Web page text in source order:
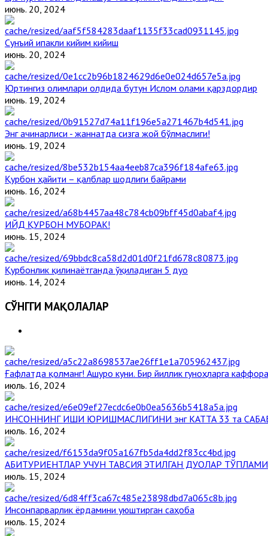
июнь. 20, 2024
Сунъий ипакли кийим кийиш
июнь. 20, 2024
Юртингиз олимлари олдида бутун Ислом олами қарздордир
июнь. 19, 2024
Энг ачинарлиси - жаннатда сизга жой бўлмаслиги!
июнь. 19, 2024
Қурбон ҳайити – қалблар шодлиги байрами
июнь. 16, 2024
ИЙД ҚУРБОН МУБОРАК!
июнь. 15, 2024
Қурбонлик қилинаётганда ўқиладиган 5 дуо
июнь. 14, 2024
СЎНГГИ МАҚОЛАЛАР
Ғафлатда қолманг! Ашуро куни. Бир йиллик гуноҳларга
июль. 16, 2024
ИНСОННИНГ ИШИ ЮРИШМАСЛИГИНИ энг КАТТА 33 та
июль. 16, 2024
АБИТУРИЕНТЛАР УЧУН ТАВСИЯ ЭТИЛГАН ДУОЛАР ТЎПЛАМИ
июль. 15, 2024
Инсонпарварлик ёрдамини уюштирган саҳоба
июль. 15, 2024